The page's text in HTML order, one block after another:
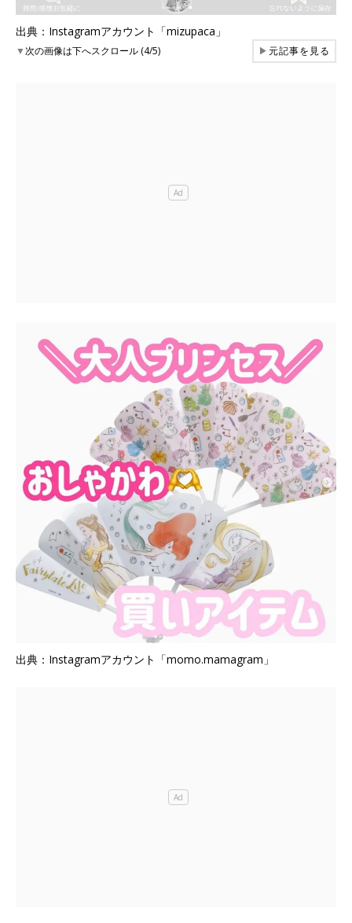
出典：Instagramアカウント「mizupaca」
▼次の画像は下へスクロール (4/5) ▶元記事を見る
出典：Instagramアカウント「momo.mamagram」